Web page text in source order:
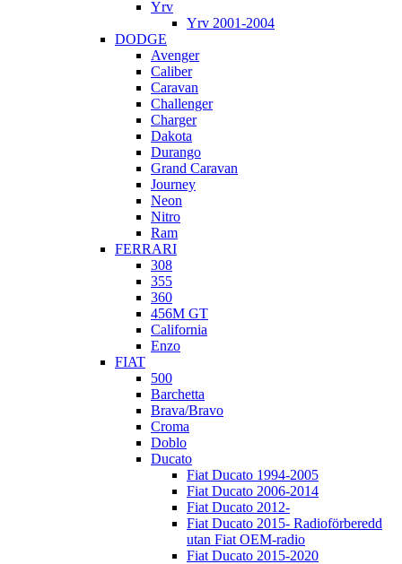
Yrv
Yrv 2001-2004
DODGE
Avenger
Caliber
Caravan
Challenger
Charger
Dakota
Durango
Grand Caravan
Journey
Neon
Nitro
Ram
FERRARI
308
355
360
456M GT
California
Enzo
FIAT
500
Barchetta
Brava/Bravo
Croma
Doblo
Ducato
Fiat Ducato 1994-2005
Fiat Ducato 2006-2014
Fiat Ducato 2012-
Fiat Ducato 2015- Radioförberedd
utan Fiat OEM-radio
Fiat Ducato 2015-2020